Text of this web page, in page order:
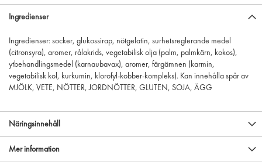
Ingredienser
Ingredienser: socker, glukossirap, nötgelatin, surhetsreglerande medel
(citronsyra), aromer, rålakrids, vegetabilisk olja (palm, palmkärn, kokos),
ytbehandlingsmedel (karnaubavax), aromer, färgämnen (karmin,
vegetabilisk kol, kurkumin, klorofyl-kobber-kompleks). Kan innehålla spår av
MJÖLK, VETE, NÖTTER, JORDNÖTTER, GLUTEN, SOJA, ÄGG
Näringsinnehåll
Mer information